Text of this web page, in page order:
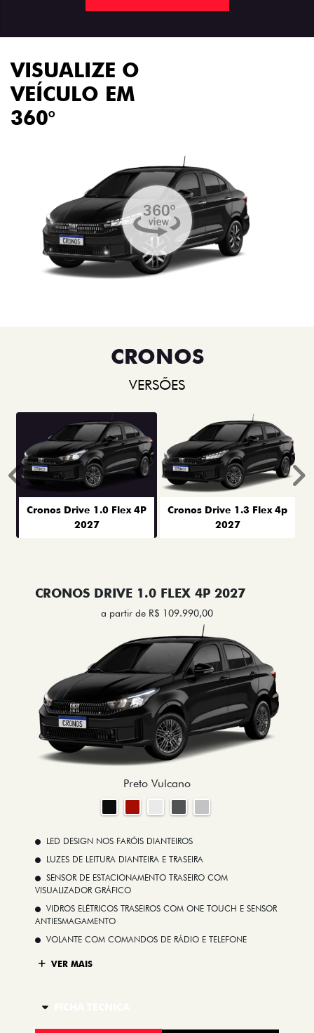
VISUALIZE O
VEÍCULO EM
360°
CRONOS
VERSÕES
Cronos Drive 1.0 Flex 4P
2027
Cronos Drive 1.3 Flex 4p
2027
Anterior
CRONOS DRIVE 1.0 FLEX 4P 2027
a partir de R$ 109.990,00
Preto Vulcano
LED DESIGN NOS FARÓIS DIANTEIROS
LUZES DE LEITURA DIANTEIRA E TRASEIRA
SENSOR DE ESTACIONAMENTO TRASEIRO COM
VISUALIZADOR GRÁFICO
VIDROS ELÉTRICOS TRASEIROS COM ONE TOUCH E SENSOR
ANTIESMAGAMENTO
VOLANTE COM COMANDOS DE RÁDIO E TELEFONE
VER MAIS